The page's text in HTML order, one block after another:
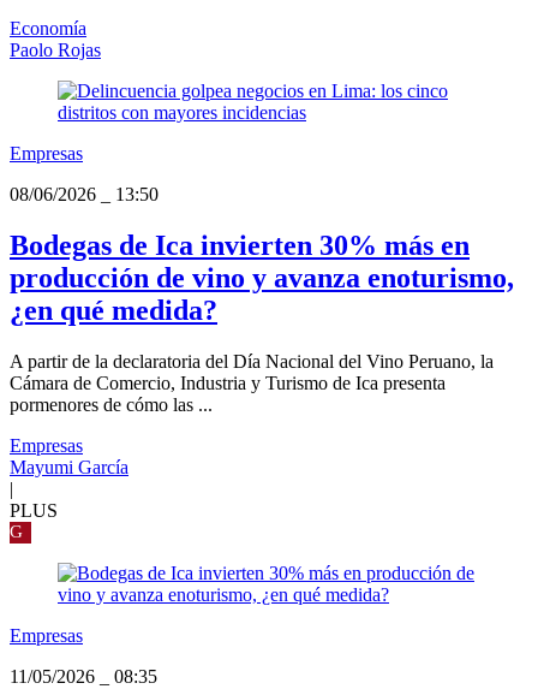
Economía
Paolo Rojas
Empresas
08/06/2026
13:50
Bodegas de Ica invierten 30% más en
producción de vino y avanza enoturismo,
¿en qué medida?
A partir de la declaratoria del Día Nacional del Vino Peruano, la
Cámara de Comercio, Industria y Turismo de Ica presenta
pormenores de cómo las ...
Empresas
Mayumi García
|
PLUS
G
Empresas
11/05/2026
08:35